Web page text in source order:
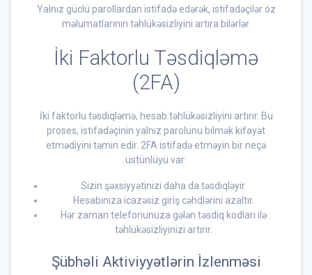
Yalnız güclü parollardan istifadə edərək, istifadəçilər öz
məlumatlarının təhlükəsizliyini artıra bilərlər.
İki Faktorlu Təsdiqləmə
(2FA)
İki faktorlu təsdiqləmə, hesab təhlükəsizliyini artırır. Bu
proses, istifadəçinin yalnız parolunu bilmək kifayət
etmədiyini təmin edir. 2FA istifadə etməyin bir neçə
üstünlüyü var:
Sizin şəxsiyyətinizi daha da təsdiqləyir.
Hesabınıza icazəsiz giriş cəhdlərini azaltır.
Hər zaman telefonunuza gələn təsdiq kodları ilə
təhlükəsizliyinizi artırır.
Şübhəli Aktiviyyətlərin İzlenməsi